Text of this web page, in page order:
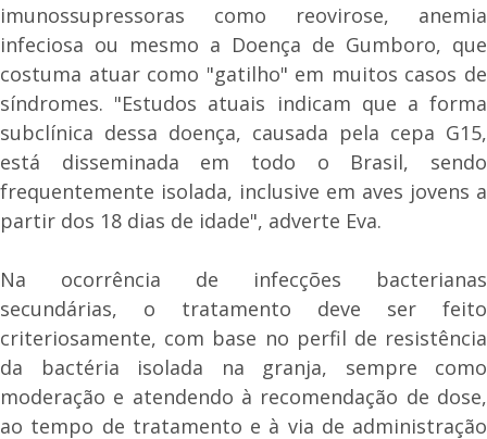
imunossupressoras como reovirose, anemia
infeciosa ou mesmo a Doença de Gumboro, que
costuma atuar como "gatilho" em muitos casos de
síndromes. "Estudos atuais indicam que a forma
subclínica dessa doença, causada pela cepa G15,
está disseminada em todo o Brasil, sendo
frequentemente isolada, inclusive em aves jovens a
partir dos 18 dias de idade", adverte Eva.
Na ocorrência de infecções bacterianas
secundárias, o tratamento deve ser feito
criteriosamente, com base no perfil de resistência
da bactéria isolada na granja, sempre como
moderação e atendendo à recomendação de dose,
ao tempo de tratamento e à via de administração